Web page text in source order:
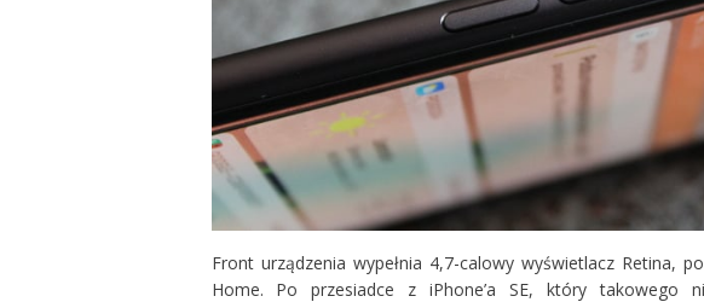
Front urządzenia wypełnia 4,7-calowy wyświetlacz Retina,
Home. Po przesiadce z iPhone’a SE, który takowego